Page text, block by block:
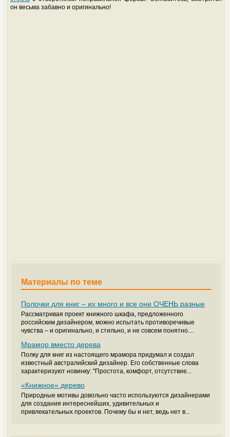
он весьма забавно и оригинально!
Материалы по теме
Полочки для книг – их много и все они ОЧЕНЬ разные
Рассматривая проект книжного шкафа, предложенного
российским дизайнером, можно испытать противоречивые
чувства – и оригинально, и стильно, и не совсем понятно....
Мрамор вместо дерева
Полку для книг из настоящего мрамора придумал и создал
известный австралийский дизайнер. Его собственные слова
характеризуют новинку: "Простота, комфорт, отсутствие...
«Книжное» дерево
Природные мотивы довольно часто используются дизайнерами
для создания интереснейших, удивительных и
привлекательных проектов. Почему бы и нет, ведь нет в...